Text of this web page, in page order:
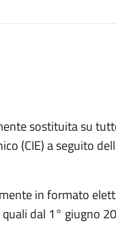
sostituita su
(CIE) a seguito
in formato
dal 1° giugno